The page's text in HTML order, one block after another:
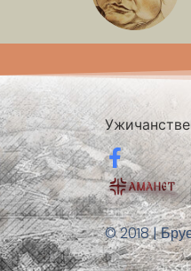
© 2018 |